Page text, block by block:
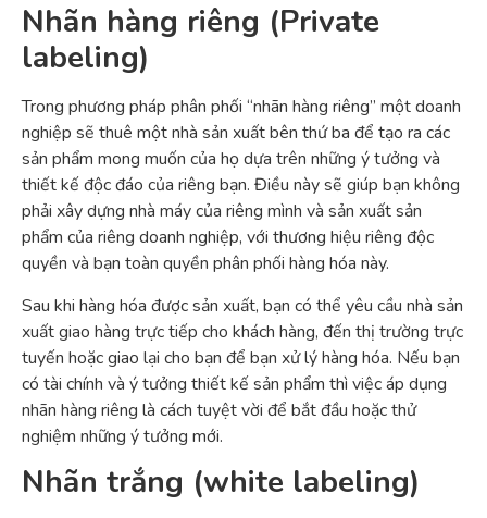
Nhãn hàng riêng (Private
labeling)
Trong phương pháp phân phối “nhãn hàng riêng” một doanh
nghiệp sẽ thuê một nhà sản xuất bên thứ ba để tạo ra các
sản phẩm mong muốn của họ dựa trên những ý tưởng và
thiết kế độc đáo của riêng bạn. Điều này sẽ giúp bạn không
phải xây dựng nhà máy của riêng mình và sản xuất sản
phẩm của riêng doanh nghiệp, với thương hiệu riêng độc
quyền và bạn toàn quyền phân phối hàng hóa này.
Sau khi hàng hóa được sản xuất, bạn có thể yêu cầu nhà sản
xuất giao hàng trực tiếp cho khách hàng, đến thị trường trực
tuyến hoặc giao lại cho bạn để bạn xử lý hàng hóa. Nếu bạn
có tài chính và ý tưởng thiết kế sản phẩm thì việc áp dụng
nhãn hàng riêng là cách tuyệt vời để bắt đầu hoặc thử
nghiệm những ý tưởng mới.
Nhãn trắng (white labeling)